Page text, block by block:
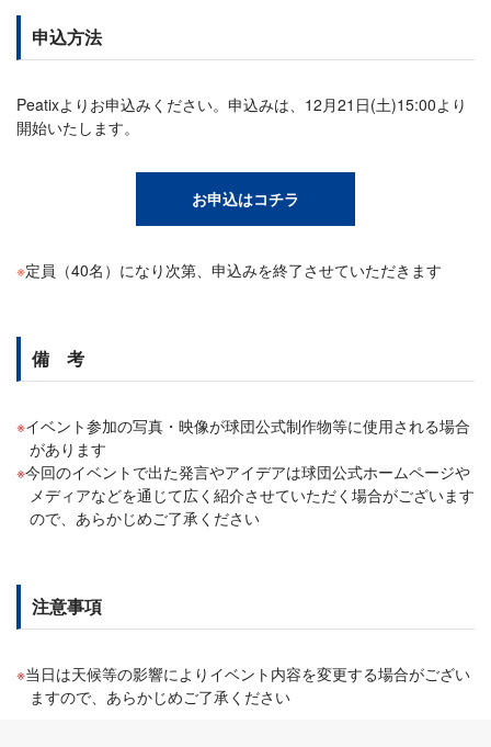
申込方法
Peatixよりお申込みください。申込みは、12月21日(土)15:00より
開始いたします。
お申込はコチラ
※定員（40名）になり次第、申込みを終了させていただきます
備 考
イベント参加の写真・映像が球団公式制作物等に使用される場合
があります
今回のイベントで出た発言やアイデアは球団公式ホームページや
メディアなどを通じて広く紹介させていただく場合がございます
ので、あらかじめご了承ください
注意事項
当日は天候等の影響によりイベント内容を変更する場合がござい
ますので、あらかじめご了承ください